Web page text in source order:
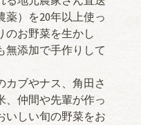
薬）を20年以上使っ
のお野菜を生かし
無添加で手作りして
カブやナス、角田さ
、仲間や先輩が作っ
いしい旬の野菜をお